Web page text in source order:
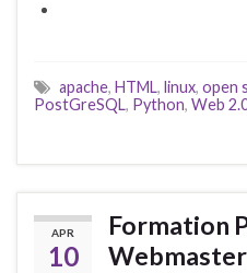
apache, HTML, linux, open
PostGreSQL, Python, Web
APR
10
Formation